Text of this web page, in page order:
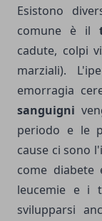
Esistono
comune è il
cadute, colpi
marziali).
emorragia
sanguigni
periodo e le
cause ci sono
come diabete
leucemie e i
svilupparsi